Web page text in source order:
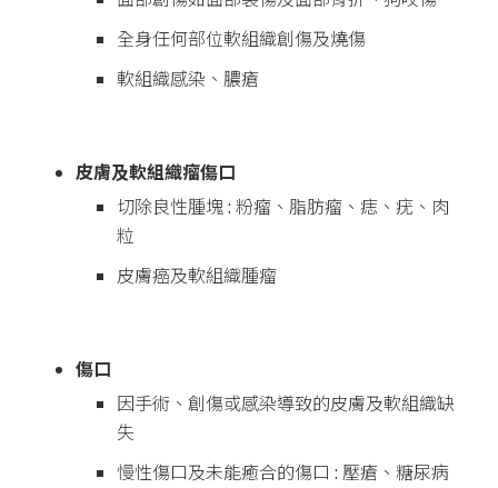
全身任何部位軟組織創傷及燒傷
軟組織感染、膿瘡
皮膚及軟組織瘤傷口
切除良性腫塊 : 粉瘤、脂肪瘤、痣、疣、肉
粒
皮膚癌及軟組織腫瘤
傷口
因手術、創傷或感染導致的皮膚及軟組織缺
失
慢性傷口及未能癒合的傷口 : 壓瘡、糖尿病